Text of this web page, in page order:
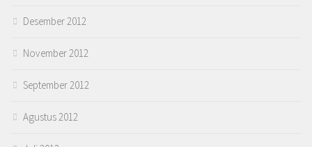
Desember 2012
November 2012
September 2012
Agustus 2012